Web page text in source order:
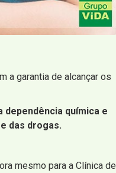
a garantia de alcançar os
química e
das drogas.
mesmo para a Clínica de